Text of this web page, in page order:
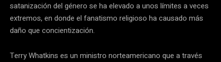
satanización del género se ha elevado a unos límites a veces
extremos, en donde el fanatismo religioso ha causado más
daño que concientización.
Terry Whatkins es un ministro norteamericano que a través